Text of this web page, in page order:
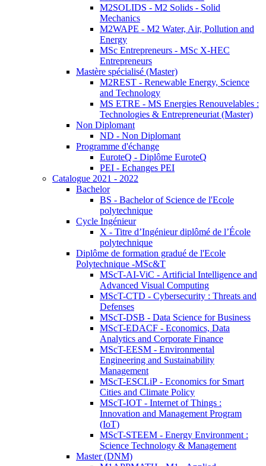
M2SOLIDS - M2 Solids - Solid
Mechanics
M2WAPE - M2 Water, Air, Pollution and
Energy
MSc Entrepreneurs - MSc X-HEC
Entrepreneurs
Mastère spécialisé (Master)
M2REST - Renewable Energy, Science
and Technology
MS ETRE - MS Energies Renouvelables :
Technologies & Entrepreneuriat (Master)
Non Diplomant
ND - Non Diplomant
Programme d'échange
EuroteQ - Diplôme EuroteQ
PEI - Echanges PEI
Catalogue 2021 - 2022
Bachelor
BS - Bachelor of Science de l'Ecole
polytechnique
Cycle Ingénieur
X - Titre d’Ingénieur diplômé de l’École
polytechnique
Diplôme de formation gradué de l'Ecole
Polytechnique -MSc&T
MScT-AI-ViC - Artificial Intelligence and
Advanced Visual Computing
MScT-CTD - Cybersecurity : Threats and
Defenses
MScT-DSB - Data Science for Business
MScT-EDACF - Economics, Data
Analytics and Corporate Finance
MScT-EESM - Environmental
Engineering and Sustainability
Management
MScT-ESCLiP - Economics for Smart
Cities and Climate Policy
MScT-IOT - Internet of Things :
Innovation and Management Program
(IoT)
MScT-STEEM - Energy Environment :
Science Technology & Management
Master (DNM)